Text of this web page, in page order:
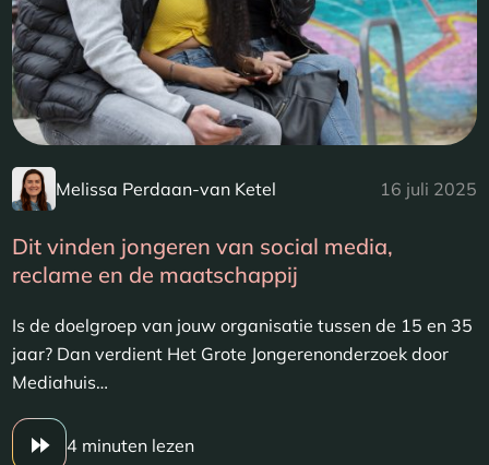
Melissa Perdaan-van Ketel 16 juli 2025
Dit vinden jongeren van social media,
reclame en de maatschappij
Is de doelgroep van jouw organisatie tussen de 15 en 35
jaar? Dan verdient Het Grote Jongerenonderzoek door
Mediahuis…
4 minuten lezen